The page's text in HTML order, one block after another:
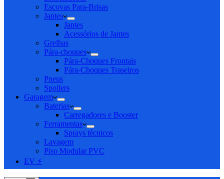
Escovas Para-Brisas
Jantes
Jantes
Acessórios de Jantes
Grelhas
Pára-choques
Pára-Choques Frontais
Pára-Choques Traseiros
Pneus
Spoilers
Garagem
Baterias
Carregadores e Booster
Ferramentas
Sprays técnicos
Lavagem
Piso Modular PVC
EV ⚡